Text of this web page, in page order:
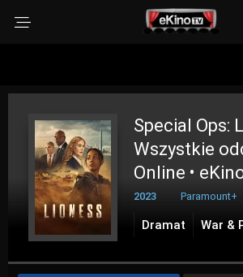
Special Ops:
Wszystkie
Online •
2023 Paramount+
Dramat War &